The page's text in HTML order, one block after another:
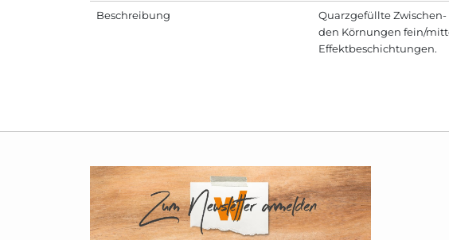
Beschreibung
Quarzgefüllte
den Körnungen fein/
Effektbeschichtungen.